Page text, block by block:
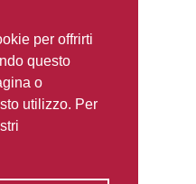
per offrirti
questo
o
utilizzo. Per